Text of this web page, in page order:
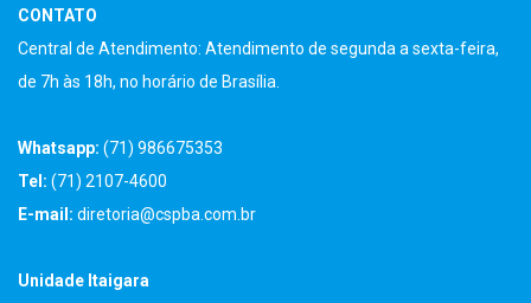
CONTATO
Central de Atendimento: Atendimento de segunda a sexta-feira,
de 7h às 18h, no horário de Brasília.
Whatsapp: (71) 986675353
Tel: (71) 2107-4600
E-mail: diretoria@cspba.com.br
Unidade Itaigara